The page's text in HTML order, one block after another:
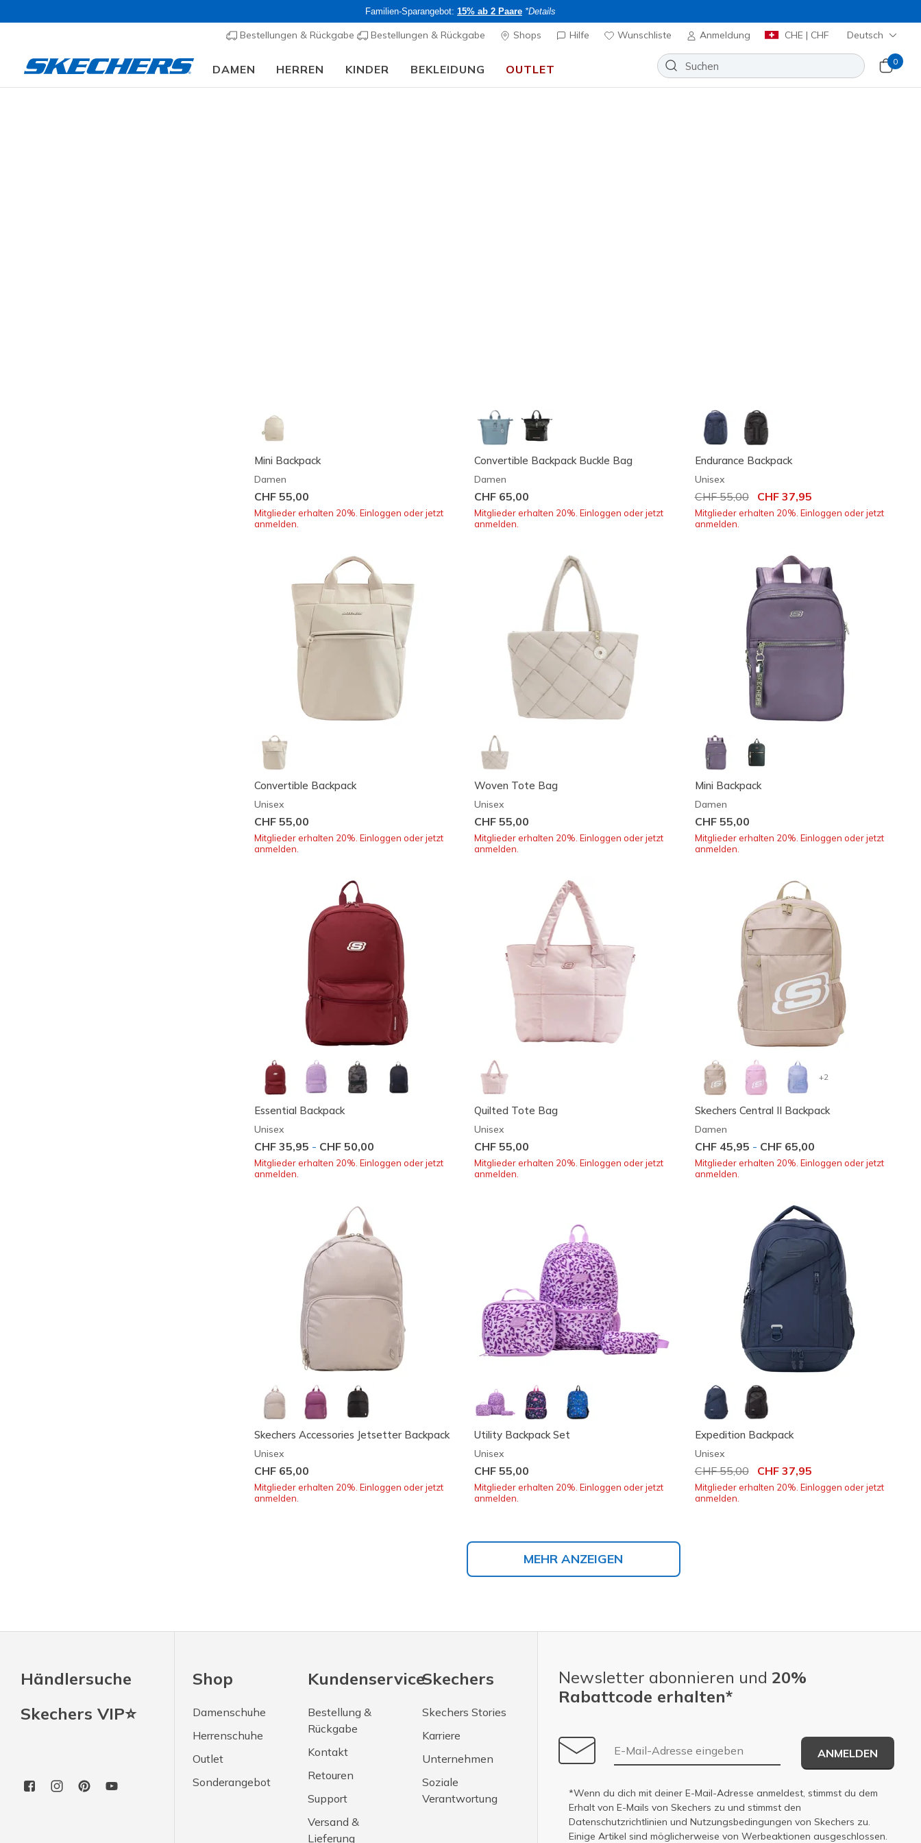
Familien-Sparangebot: 15% ab 2 Paare *Details
Bestellungen & Rückgabe Bestellungen & Rückgabe Shops Hilfe Wunschliste Anmeldung CHE | CHF Deutsch
DAMEN HERREN KINDER BEKLEIDUNG OUTLET
0
Mini Backpack
Damen
CHF 55,00
Mitglieder erhalten 20%. Einloggen oder jetzt
anmelden.
Convertible Backpack Buckle Bag
Damen
CHF 65,00
Mitglieder erhalten 20%. Einloggen oder jetzt
anmelden.
Endurance Backpack
Unisex
Reduziert von
CHF 55,00aufCHF 37,95
Mitglieder erhalten 20%. Einloggen oder jetzt
anmelden.
Convertible Backpack
Unisex
CHF 55,00
Mitglieder erhalten 20%. Einloggen oder jetzt
anmelden.
Woven Tote Bag
Unisex
CHF 55,00
Mitglieder erhalten 20%. Einloggen oder jetzt
anmelden.
Mini Backpack
Damen
CHF 55,00
Mitglieder erhalten 20%. Einloggen oder jetzt
anmelden.
Essential Backpack
Unisex
CHF 35,95 - CHF 50,00
Mitglieder erhalten 20%. Einloggen oder jetzt
anmelden.
Quilted Tote Bag
Unisex
CHF 55,00
Mitglieder erhalten 20%. Einloggen oder jetzt
anmelden.
+2
Skechers Central II Backpack
Damen
CHF 45,95 - CHF 65,00
Mitglieder erhalten 20%. Einloggen oder jetzt
anmelden.
Skechers Accessories Jetsetter Backpack
Unisex
CHF 65,00
Mitglieder erhalten 20%. Einloggen oder jetzt
anmelden.
Utility Backpack Set
Unisex
CHF 55,00
Mitglieder erhalten 20%. Einloggen oder jetzt
anmelden.
Expedition Backpack
Unisex
Reduziert von
CHF 55,00aufCHF 37,95
Mitglieder erhalten 20%. Einloggen oder jetzt
anmelden.
MEHR ANZEIGEN
Händlersuche
Skechers VIP⭐
Shop
Damenschuhe
Herrenschuhe
Outlet
Sonderangebot
Kundenservice
Bestellung &
Rückgabe
Kontakt
Retouren
Support
Versand &
Lieferung
Skechers
Skechers Stories
Karriere
Unternehmen
Soziale
Verantwortung
Newsletter abonnieren und 20%
Rabattcode erhalten*
E-Mail-Adresse
ANMELDEN
*Wenn du dich mit deiner E-Mail-Adresse anmeldest, stimmst du dem
Erhalt von E-Mails von Skechers zu und stimmst den
Datenschutzrichtlinien und Nutzungsbedingungen von Skechers zu.
Einige Artikel sind möglicherweise von Werbeaktionen ausgeschlossen.